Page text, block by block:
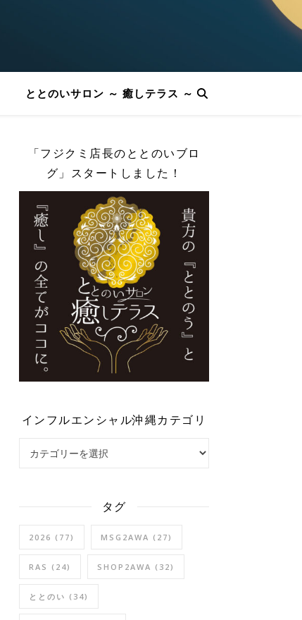
ととのいサロン ～ 癒しテラス ～
「フジクミ店長のととのいブロ
グ」スタートしました！
インフルエンシャル沖縄カテゴリ
タグ
2026 (77) MSG2AWA (27)
RAS (24) SHOP2AWA (32)
ととのい (34)